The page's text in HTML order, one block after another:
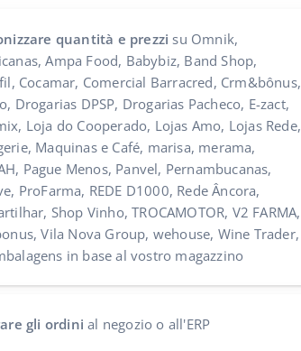
quantità e prezzi su Omnik,
Ampa Food, Babybiz, Band Shop,
Cocamar, Comercial Barracred, Crm&bônus,
Drogarias DPSP, Drogarias Pacheco, E-zact,
Loja do Cooperado, Lojas Amo, Lojas Rede,
Maquinas e Café, marisa, merama,
Pague Menos, Panvel, Pernambucanas,
ProFarma, REDE D1000, Rede Âncora,
Shop Vinho, TROCAMOTOR, V2 FARMA,
Vila Nova Group, wehouse, Wine Trader,
in base al vostro magazzino
gli ordini al negozio o all'ERP